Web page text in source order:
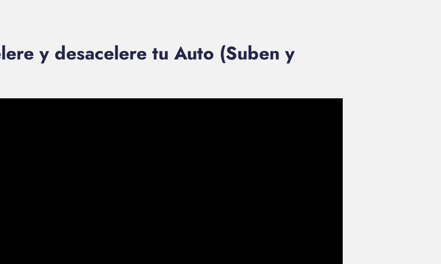
y desacelere tu Auto (Suben y